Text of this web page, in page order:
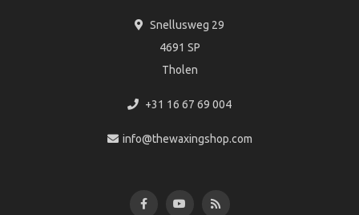
Snellusweg 29
4691 SP
Tholen
+31 16 67 69 004
info@thewaxingshop.com